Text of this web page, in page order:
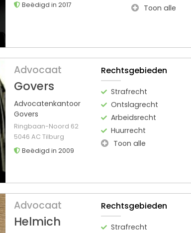
Beëdigd in 2017
Toon alle
Advocaat
Govers
Advocatenkantoor
Govers
Ringbaan-Noord 62
5046 AC Tilburg
Beëdigd in 2009
Rechtsgebieden
Strafrecht
Ontslagrecht
Arbeidsrecht
Huurrecht
Toon alle
Advocaat
Helmich
Rechtsgebieden
Strafrecht